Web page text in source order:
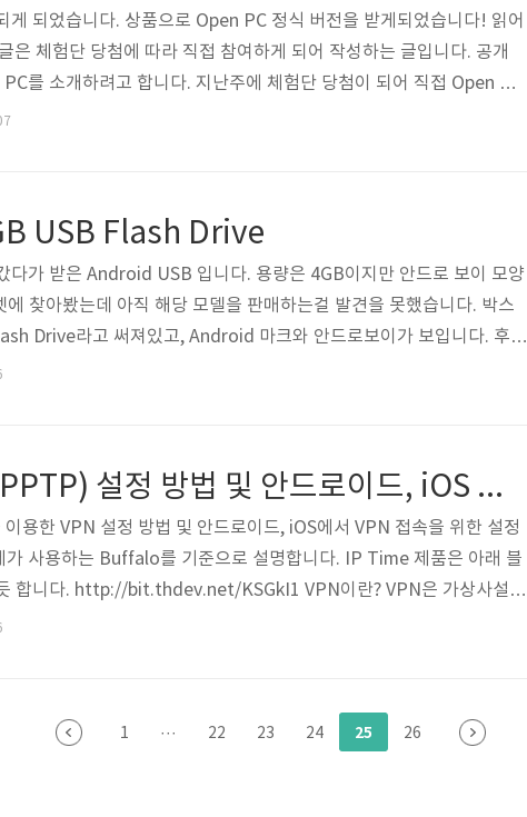
게 되었습니다. 상품으로 Open PC 정식 버전을 받게되었습니다! 읽어
은 체험단 당첨에 따라 직접 참여하게 되어 작성하는 글입니다. 공개
를 소개하려고 합니다. 지난주에 체험단 당첨이 되어 직접 Open PC
아래 순서대로 작성하겠습니다. 1. Open PC는 무엇이며, HW 사양
USB Flash Drive
다가 받은 Android USB 입니다. 용량은 4GB이지만 안드로 보이 모양
찾아봤는데 아직 해당 모델을 판매하는걸 발견을 못했습니다. 박스
Drive라고 써져있고, Android 마크와 안드로보이가 보입니다. 후면
겨있습니다. ADATA에서 제작하였고 4GB입니다. USB치고 사이즈가
Buffalo VPN(PPTP) 설정 방법 및 안드로이드, iOS 접속 방법
용한 VPN 설정 방법 및 안드로이드, iOS에서 VPN 접속을 위한 설정
가 사용하는 Buffalo를 기준으로 설명합니다. IP Time 제품은 아래 블
합니다. http://bit.thdev.net/KSGkI1 VPN이란? VPN은 가상사설망
약자입니다. 공중 네트워크망을 통해 특정 그룹과 그룹간의 공유가
버 지식사전 http://bit.thd..
1 ··· 22 23 24 25 26